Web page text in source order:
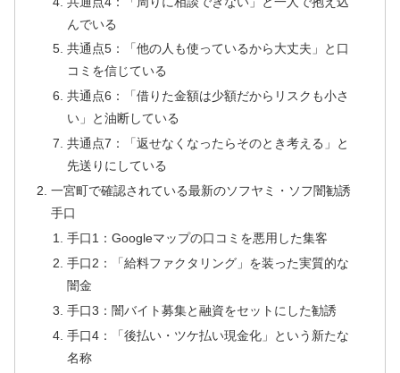
んでいる
共通点5：「他の人も使っているから大丈夫」と口
コミを信じている
共通点6：「借りた金額は少額だからリスクも小さ
い」と油断している
共通点7：「返せなくなったらそのとき考える」と
先送りにしている
一宮町で確認されている最新のソフヤミ・ソフ闇勧誘
手口
手口1：Googleマップの口コミを悪用した集客
手口2：「給料ファクタリング」を装った実質的な
闇金
手口3：闇バイト募集と融資をセットにした勧誘
手口4：「後払い・ツケ払い現金化」という新たな
名称